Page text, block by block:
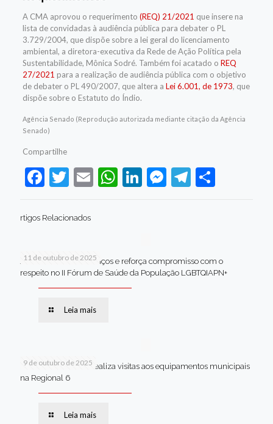
A CMA aprovou o requerimento (REQ) 21/2021 que insere na
lista de convidadas à audiência pública para debater o PL
3.729/2004, que dispõe sobre a lei geral do licenciamento
ambiental, a diretora-executiva da Rede de Ação Política pela
Sustentabilidade, Mônica Sodré. Também foi acatado o REQ
27/2021 para a realização de audiência pública com o objetivo
de debater o PL 490/2007, que altera a Lei 6.001, de 1973, que
dispõe sobre o Estatuto do Índio.
Agência Senado (Reprodução autorizada mediante citação da Agência
Senado)
Compartilhe
Facebook
Twitter
EmailWhatsApp
LinkedIn
Messenger
Telegram
Share
rtigos Relacionados
11 de outubro de 2025
Jaboatão celebra avanços e reforça compromisso com o
respeito no II Fórum de Saúde da População LGBTQIAPN+
Leia mais
9 de outubro de 2025
Van dos secretários realiza visitas aos equipamentos municipais
na Regional 6
Leia mais